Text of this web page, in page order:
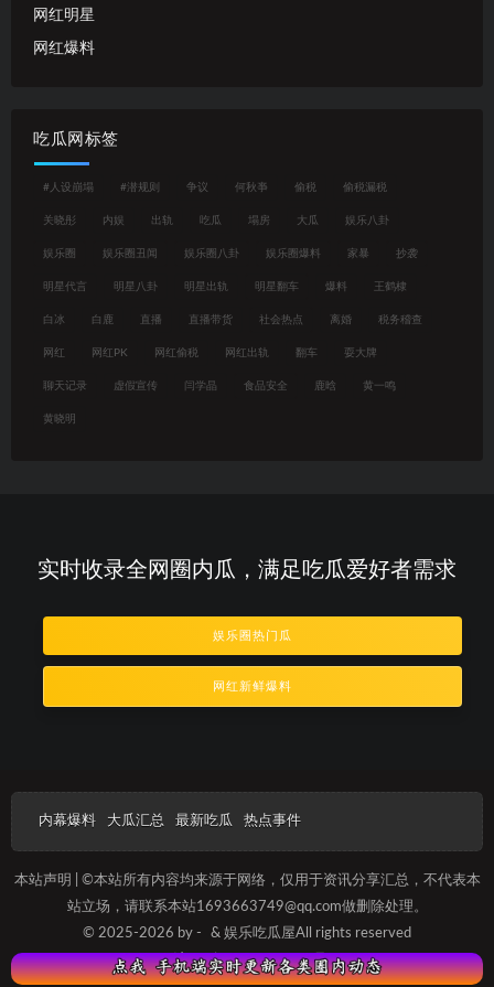
网红明星
网红爆料
吃瓜网标签
#人设崩塌 #潜规则 争议 何秋亊 偷税 偷税漏税
关晓彤 内娱 出轨 吃瓜 塌房 大瓜 娱乐八卦
娱乐圈 娱乐圈丑闻 娱乐圈八卦 娱乐圈爆料 家暴 抄袭
明星代言 明星八卦 明星出轨 明星翻车 爆料 王鹤棣
白冰 白鹿 直播 直播带货 社会热点 离婚 税务稽查
网红 网红PK 网红偷税 网红出轨 翻车 耍大牌
聊天记录 虚假宣传 闫学晶 食品安全 鹿晗 黄一鸣
黄晓明
实时收录全网圈内瓜，满足吃瓜爱好者需求
娱乐圈热门瓜
网红新鲜爆料
内幕爆料 大瓜汇总 最新吃瓜 热点事件
本站声明 | ©本站所有内容均来源于网络，仅用于资讯分享汇总，不代表本
站立场，请联系本站1693663749@qq.com做删除处理。
© 2025-2026 by -
& 娱乐吃瓜屋All rights reserved
沪ICP备2023012088号